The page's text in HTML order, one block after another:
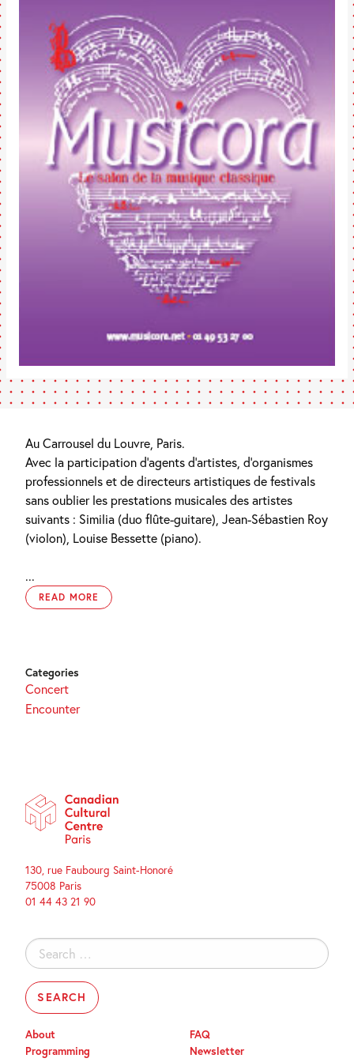
Au Carrousel du Louvre, Paris.
Avec la participation d’agents d’artistes, d’organismes
professionnels et de directeurs artistiques de festivals
sans oublier les prestations musicales des artistes
suivants : Similia (duo flûte-guitare), Jean-Sébastien Roy
(violon), Louise Bessette (piano).
...
READ MORE
Categories
Concert
Encounter
130, rue Faubourg Saint-Honoré
75008 Paris
01 44 43 21 90
Search
for:
About
Programming
FAQ
Newsletter